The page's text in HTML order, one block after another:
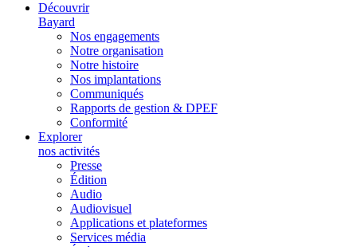
Découvrir
Bayard
Nos engagements
Notre organisation
Notre histoire
Nos implantations
Communiqués
Rapports de gestion & DPEF
Conformité
Explorer
nos activités
Presse
Édition
Audio
Audiovisuel
Applications et plateformes
Services média